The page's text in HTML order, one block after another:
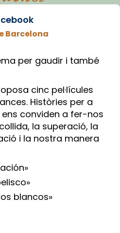
Barcelona
per gaudir i també
cinc pel·lícules
Històries per a
conviden a fer-nos
la superació, la
i la nostra manera
blancos»